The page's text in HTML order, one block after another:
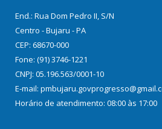
End.: Rua Dom Pedro II, S/N
Centro - Bujaru - PA
CEP: 68670-000
Fone: (91) 3746-1221
CNPJ: 05.196.563/0001-10
E-mail:
Horário de atendimento: 08:00 às 17:00